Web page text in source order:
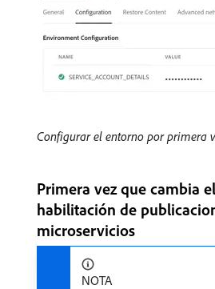
Configurar el entorno por primera
Primera vez que cambia
habilitación de
microservicios
NOTA